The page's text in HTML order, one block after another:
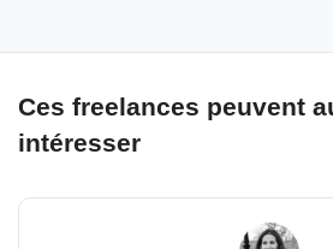
Ces freelances peuvent
intéresser